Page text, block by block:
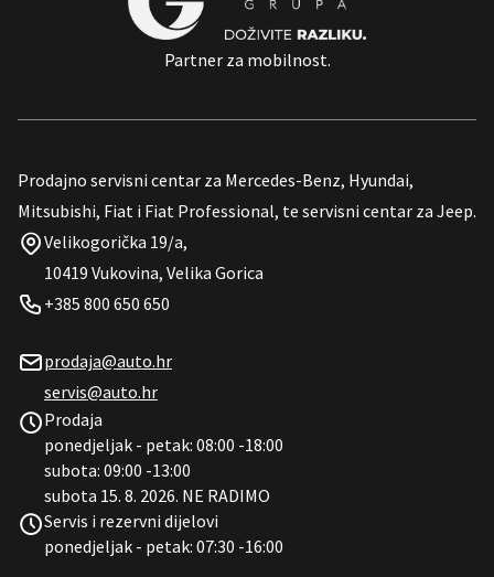
Partner za mobilnost.
Prodajno servisni centar za Mercedes-Benz, Hyundai,
Mitsubishi, Fiat i Fiat Professional, te servisni centar za Jeep.
Velikogorička 19/a,
10419 Vukovina, Velika Gorica
+385 800 650 650
prodaja@auto.hr
servis@auto.hr
Prodaja
ponedjeljak - petak: 08:00 -18:00
subota: 09:00 -13:00
subota 15. 8. 2026. NE RADIMO
Servis i rezervni dijelovi
ponedjeljak - petak: 07:30 -16:00